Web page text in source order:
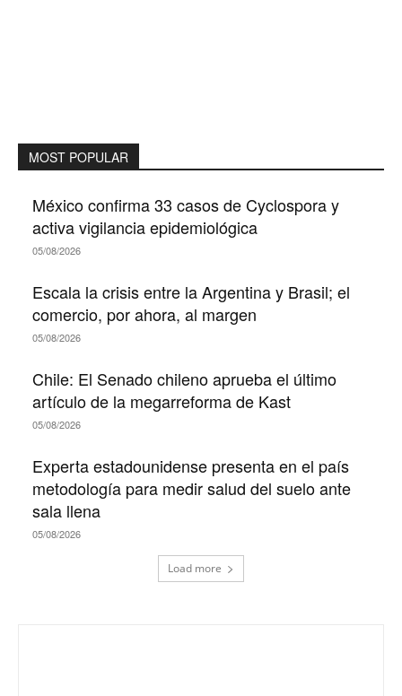
MOST POPULAR
México confirma 33 casos de Cyclospora y
activa vigilancia epidemiológica
05/08/2026
Escala la crisis entre la Argentina y Brasil; el
comercio, por ahora, al margen
05/08/2026
Chile: El Senado chileno aprueba el último
artículo de la megarreforma de Kast
05/08/2026
Experta estadounidense presenta en el país
metodología para medir salud del suelo ante
sala llena
05/08/2026
Load more